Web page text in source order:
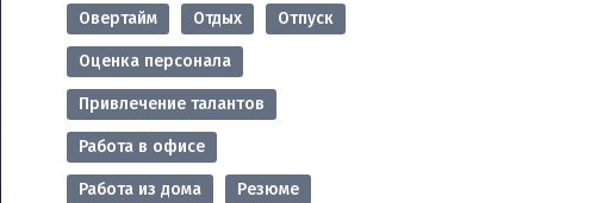
Овертайм Отдых Отпуск
Оценка персонала
Привлечение талантов
Работа в офисе
Работа из дома Резюме